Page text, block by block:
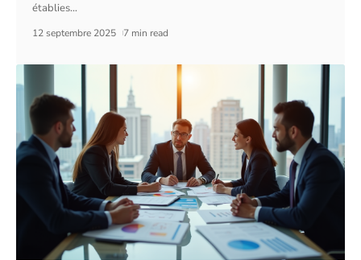
établies…
12 septembre 2025 7 min read